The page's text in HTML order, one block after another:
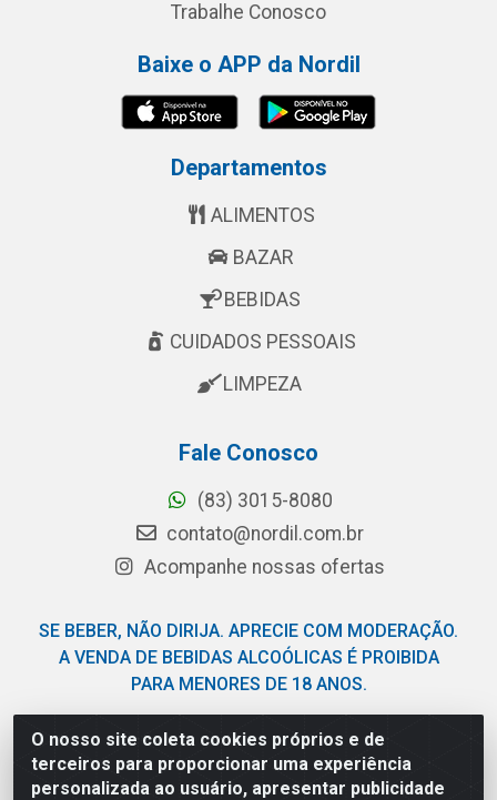
O nosso site coleta cookies próprios e de
terceiros para proporcionar uma experiência
personalizada ao usuário, apresentar publicidade
Trabalhe Conosco
Baixe o APP da Nordil
Departamentos
ALIMENTOS
BAZAR
BEBIDAS
CUIDADOS PESSOAIS
LIMPEZA
Fale Conosco
(83) 3015-8080
contato@nordil.com.br
Acompanhe nossas ofertas
SE BEBER, NÃO DIRIJA. APRECIE COM MODERAÇÃO.
A VENDA DE BEBIDAS ALCOÓLICAS É PROIBIDA
PARA MENORES DE 18 ANOS.
Nordil Distribuidora - Avenida Liberdade, 2738, Bloco F -
Sesi - Bayeux/PB - CEP 58.111-400 - CNPJ